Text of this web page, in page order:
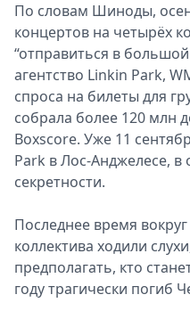
По словам Шиноды,
концертов на четырёх
“отправиться в
агентство Linkin Park,
спроса на билеты для
собрала более 120 млн
Boxscore. Уже 11
Park в Лос-Анджелесе, в
секретности.
Последнее время
коллектива ходили
предполагать, кто
году трагически погиб